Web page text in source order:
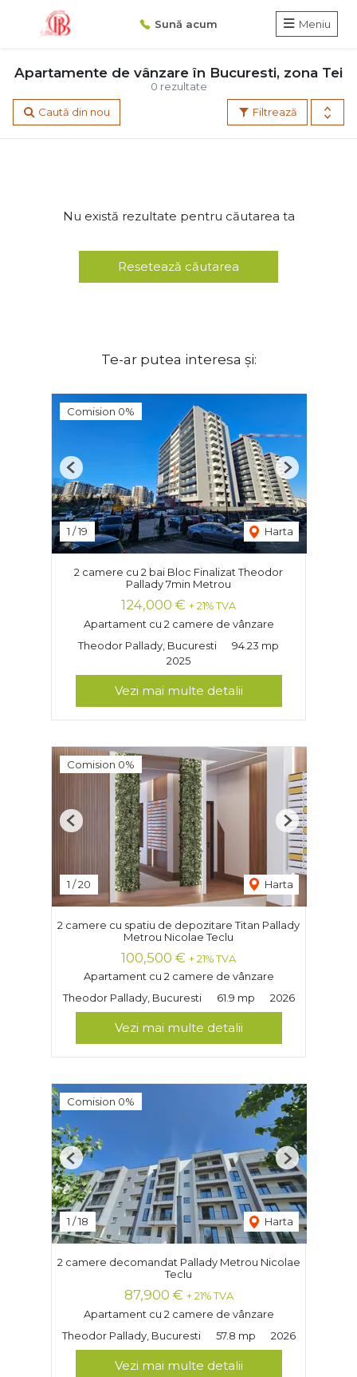
Sună acum Meniu
0 rezultate
Apartamente de vânzare în Bucuresti, zona Tei
Filtrează
Caută din nou
Nu există rezultate pentru căutarea ta
Resetează căutarea
Te-ar putea interesa și:
Comision 0%
1 /19 Harta
Previous Next
2 camere cu 2 bai Bloc Finalizat Theodor
Pallady 7min Metrou
124,000 € + 21% TVA
Apartament cu 2 camere de vânzare
Theodor Pallady, Bucuresti
94.23 mp
2025
Vezi mai multe detalii
Comision 0%
1 /20 Harta
Previous Next
2 camere cu spatiu de depozitare Titan Pallady
Metrou Nicolae Teclu
100,500 € + 21% TVA
Apartament cu 2 camere de vânzare
Theodor Pallady, Bucuresti
61.9 mp 2026
Vezi mai multe detalii
Comision 0%
1 /18 Harta
Previous Next
2 camere decomandat Pallady Metrou Nicolae
Teclu
87,900 € + 21% TVA
Apartament cu 2 camere de vânzare
Theodor Pallady, Bucuresti
57.8 mp 2026
Vezi mai multe detalii